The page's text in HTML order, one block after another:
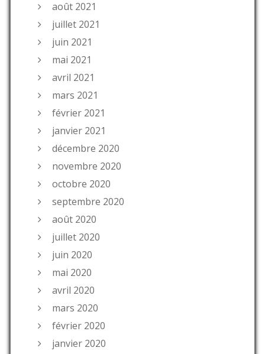
août 2021
juillet 2021
juin 2021
mai 2021
avril 2021
mars 2021
février 2021
janvier 2021
décembre 2020
novembre 2020
octobre 2020
septembre 2020
août 2020
juillet 2020
juin 2020
mai 2020
avril 2020
mars 2020
février 2020
janvier 2020